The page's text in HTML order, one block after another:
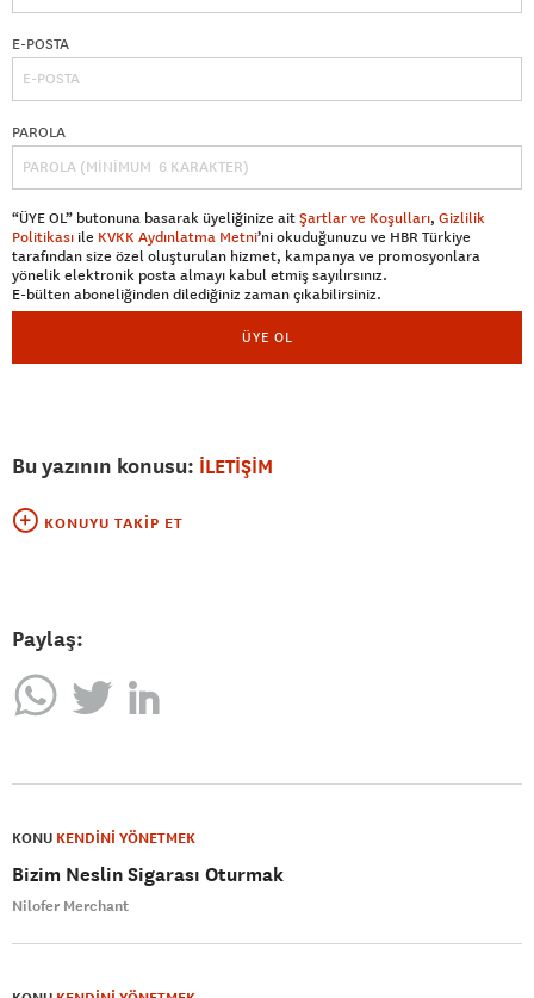
E-POSTA
PAROLA
“ÜYE OL” butonuna basarak üyeliğinize aitŞartlar ve Koşulları, Gizlilik
Politikası ile KVKK Aydınlatma Metni’ni okuduğunuzu ve HBR Türkiye
tarafından size özel oluşturulan hizmet, kampanya ve promosyonlara
yönelik elektronik posta almayı kabul etmiş sayılırsınız.
E-bülten aboneliğinden dilediğiniz zaman çıkabilirsiniz.
ÜYE OL
Bu yazının konusu: İLETİŞİM
KONUYU TAKIP ET
Paylaş:
KONU KENDİNİ YÖNETMEK
Bizim Neslin Sigarası Oturmak
Nilofer Merchant